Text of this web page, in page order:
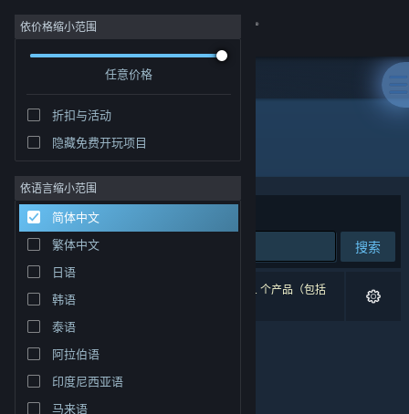
登录
社区
关于
客服
更改语言
获取 Steam 手机应用
查看桌面版网站
依价格缩小范围
任意价格
折扣与活动
隐藏免费开玩项目
依语言缩小范围
简体中文
繁体中文
日语
韩语
泰语
阿拉伯语
印度尼西亚语
马来语
"Super Darts Champs"
排序依据 相关性
搜索
0 个匹配的搜索结果。 根据您的偏好，已排除了 1 个产品（包括
Super Darts Champs